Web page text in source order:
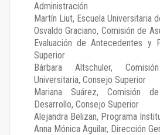
Administración
Martín Liut, Escuela Universitaria
Osvaldo Graciano, Comisión de
Evaluación de Antecedentes y
Superior
Bárbara Altschuler,
Universitaria, Consejo Superior
Mariana Suárez, Comisión
Desarrollo, Consejo Superior
Alejandra Belizan, Programa
Anna Mónica Aguilar, Dirección